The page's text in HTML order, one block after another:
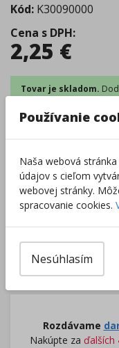
Kód: K30090000
Cena s DPH:
2,25 €
Tovar je skladom.
Zobraziť
– +
Rozdávame
Nakúpte za ďalších
Používanie
Naša webová
údajov s cieľom
webovej stránky.
spracovanie cookies.
Nesúhlasím